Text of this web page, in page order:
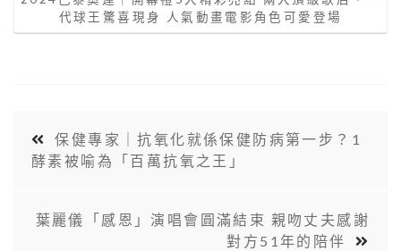
代球王驚喜現身 人氣動畫電影角色可愛登場
保健專家｜抗氧化就係保健防病第一步？1
酵素被喻為「百萬抗氧之王」
葉麗儀「感恩」演唱會圓滿結束 親吻丈夫感謝
對方51年的陪伴